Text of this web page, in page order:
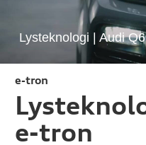
e-tron
e-tron